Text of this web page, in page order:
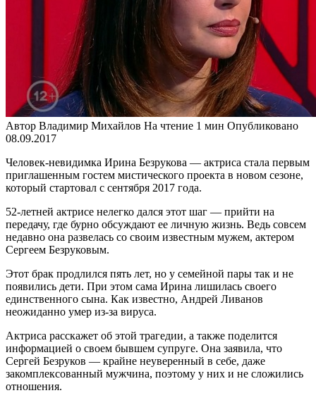
Автор Владимир Михайлов На чтение 1 мин Опубликовано
08.09.2017
Человек-невидимка Ирина Безрукова — актриса стала первым
приглашенным гостем мистического проекта в новом сезоне,
который стартовал с сентября 2017 года.
52-летней актрисе нелегко дался этот шаг — прийти на
передачу, где бурно обсуждают ее личную жизнь. Ведь совсем
недавно она развелась со своим известным мужем, актером
Сергеем Безруковым.
Этот брак продлился пять лет, но у семейной пары так и не
появились дети. При этом сама Ирина лишилась своего
единственного сына. Как известно, Андрей Ливанов
неожиданно умер из-за вируса.
Актриса расскажет об этой трагедии, а также поделится
информацией о своем бывшем супруге. Она заявила, что
Сергей Безруков — крайне неуверенный в себе, даже
закомплексованный мужчина, поэтому у них и не сложились
отношения.